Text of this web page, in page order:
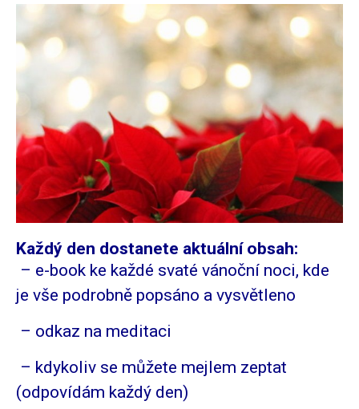
Každý den dostanete aktuální obsah:
– e-book ke každé svaté vánoční noci, kde
je vše podrobně popsáno a vysvětleno
– odkaz na meditaci
– kdykoliv se můžete mejlem zeptat
(odpovídám každý den)